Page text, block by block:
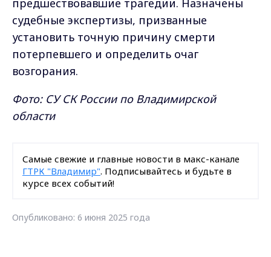
судебные экспертизы, призванные
установить точную причину смерти
потерпевшего и определить очаг
возгорания.
Фото: СУ СК России по Владимирской
области
Самые свежие и главные новости в макс-канале
ГТРК "Владимир". Подписывайтесь и будьте в
курсе всех событий!
Опубликовано: 6 июня 2025 года